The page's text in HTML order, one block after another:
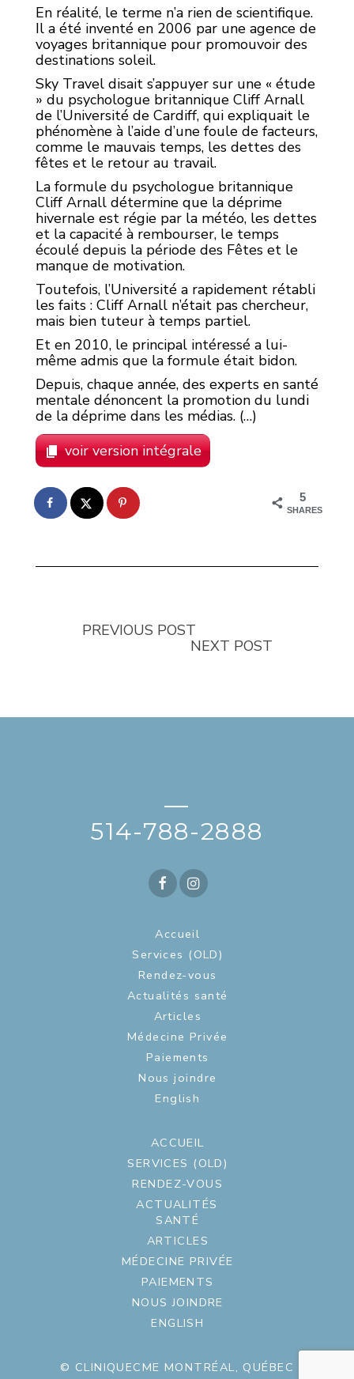
En réalité, le terme n’a rien de scientifique.
Il a été inventé en 2006 par une agence de
voyages britannique pour promouvoir des
destinations soleil.
Sky Travel disait s’appuyer sur une « étude
» du psychologue britannique Cliff Arnall
de l’Université de Cardiff, qui expliquait le
phénomène à l’aide d’une foule de facteurs,
comme le mauvais temps, les dettes des
fêtes et le retour au travail.
La formule du psychologue britannique
Cliff Arnall détermine que la déprime
hivernale est régie par la météo, les dettes
et la capacité à rembourser, le temps
écoulé depuis la période des Fêtes et le
manque de motivation.
Toutefois, l’Université a rapidement rétabli
les faits : Cliff Arnall n’était pas chercheur,
mais bien tuteur à temps partiel.
Et en 2010, le principal intéressé a lui-
même admis que la formule était bidon.
Depuis, chaque année, des experts en santé
mentale dénoncent la promotion du lundi
de la déprime dans les médias. (…)
voir version intégrale
5
SHARES
PREVIOUS POST
NEXT POST
—
514-788-2888
Accueil
Services (OLD)
Rendez-vous
Actualités santé
Articles
Médecine Privée
Paiements
Nous joindre
English
ACCUEIL
SERVICES (OLD)
RENDEZ-VOUS
ACTUALITÉS
SANTÉ
ARTICLES
MÉDECINE PRIVÉE
PAIEMENTS
NOUS JOINDRE
ENGLISH
© CLINIQUECME MONTRÉAL, QUÉBEC